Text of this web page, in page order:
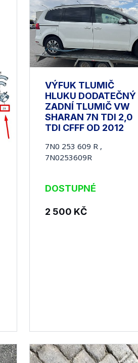
VÝFUK TLUMIČ
HLUKU DODATEČNÝ
ZADNÍ TLUMIČ VW
SHARAN 7N TDI 2,0
TDI CFFF OD 2012
7N0 253 609 R ,
7N0253609R
DOSTUPNÉ
2 500 KČ